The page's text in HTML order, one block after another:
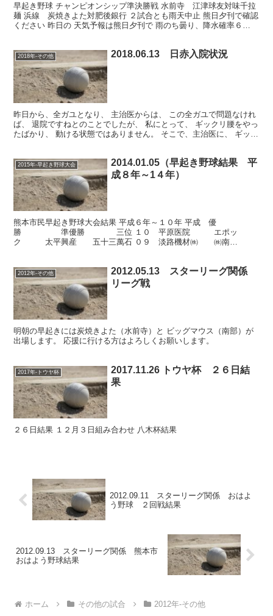
早起き野球 チャンピオンシップ準決勝戦 水前寺 江津球友対味千拉
麺 浜線 炭焼きよた対肥後銀行 ２試合とも雨天中止 熊日夕刊で確認
ください 昨日の 天気予報は熊日夕刊で 雨のち曇り、降水確率６
2018年-その他 2018.06.13 日赤入院状況
昨日から、全ガユとなり、 主治医からは、 この全ガユで問題なけれ
ば、 退院ですねとのことでしたが、 私にとって、 ギックリ腰をやっ
たばかり、 動ける状態ではありません。 そこで、主治医に、 ギック
2015年-早起き野球大会
2014.01.05（早起き野球結果 平
成８年～1４年）
熊本市民早起き野球大会結果 平成６年～１０年 平成 優
勝 準優勝 三位 １０ 平原医院 エポッ
ク 太平興産 五十三萬石 ０９ 淡路機材㈱ ㈱南
2012年-その他
2012.05.13 スターリーグ関係
リーグ戦
明朝の早起きには炭焼きよた（水前寺）と ビッグマウス（南部）が
出場します。 応援に行ける方はよろしくお願いします。
2017年-トウヤ杯
2017.11.26 トウヤ杯 ２６日結
果
２６日結果 １２月３日組み合わせ 八木杯結果
2012.09.11 スターリーグ関係 おはよ
う野球 ２回戦結果
2012.09.13 スターリーグ関係 熊本市
おはよう野球結果
ホーム その他の試合 2012年-その他